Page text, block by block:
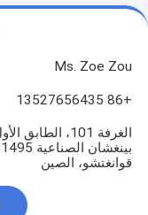
Ms. Zoe Zou
+86 13527656435
قوانغتشو، الصين